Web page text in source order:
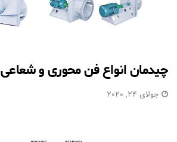
چیدمان انواع فن محوری و شعاعی
جولای 24, 2020